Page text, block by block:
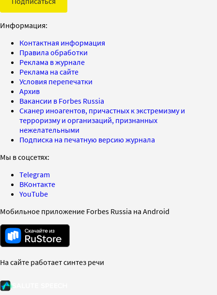
Информация:
Контактная информация
Правила обработки
Реклама в журнале
Реклама на сайте
Условия перепечатки
Архив
Вакансии в Forbes Russia
Сканер иноагентов, причастных к экстремизму и
терроризму и организаций, признанных
нежелательными
Подписка на печатную версию журнала
Мы в соцсетях:
Telegram
ВКонтакте
YouTube
Мобильное приложение Forbes Russia на Android
На сайте работает синтез речи